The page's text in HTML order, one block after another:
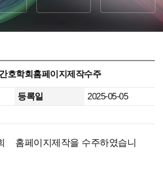
호학회홈페이지제작수주
등록일
2025-05-05
홈페이지제작을 수주하였습니